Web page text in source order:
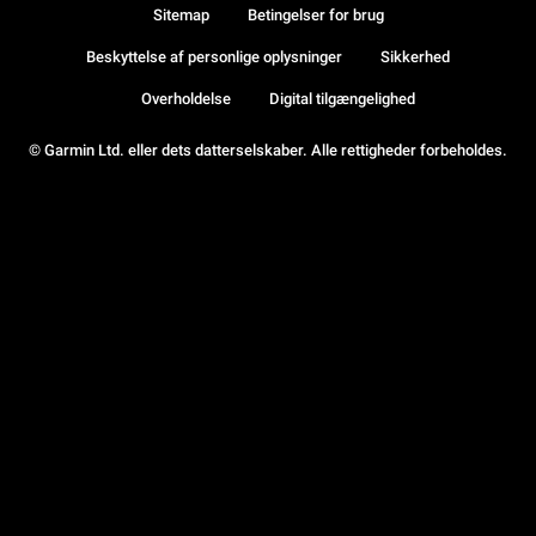
© Garmin Ltd. eller dets datterselskaber. Alle rettigheder forbeholdes.
Sitemap Betingelser for brug
Beskyttelse af personlige oplysninger Sikkerhed
Overholdelse Digital tilgængelighed